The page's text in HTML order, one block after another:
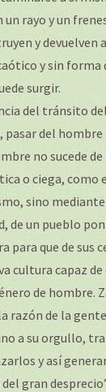
un rayo y un
y devuelven
y sin forma
surgir.
del tránsito
pasar del hombre
no sucede
o ciega, como
sino
de un pueblo
para que de sus
cultura capaz
de hombre.
razón de la
a su orgullo,
y así
gran